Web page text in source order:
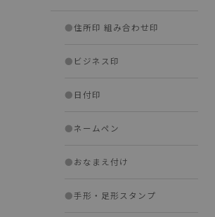
●住所印 組み合わせ印
● ビジネス印
● 日付印
●ネームペン
●おなまえ付け
●手形・足形スタンプ